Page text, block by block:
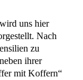
uns hier
Nach
zu
ihrer
mit Koffern“